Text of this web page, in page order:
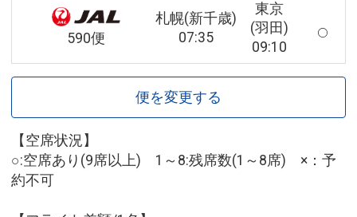
590便
札幌(新千歳)
07:35
東京
(羽田)
09:10
便を変更する
【空席状況】
○:空席あり(9席以上) 1～8:残席数(1～8席) ×：予
約不可